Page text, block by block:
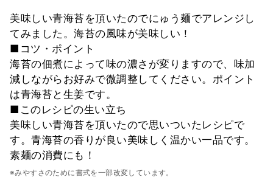
美味しい青海苔を頂いたのでにゅう麺でアレンジし
てみました。海苔の風味が美味しい！
■コツ・ポイント
海苔の佃煮によって味の濃さが変りますので、味加
減しながらお好みで微調整してください。ポイント
は青海苔と生姜です。
■このレシピの生い立ち
美味しい青海苔を頂いたので思いついたレシピで
す。青海苔の香りが良い美味しく温かい一品です。
素麺の消費にも！
※みやすさのために書式を一部改変しています。